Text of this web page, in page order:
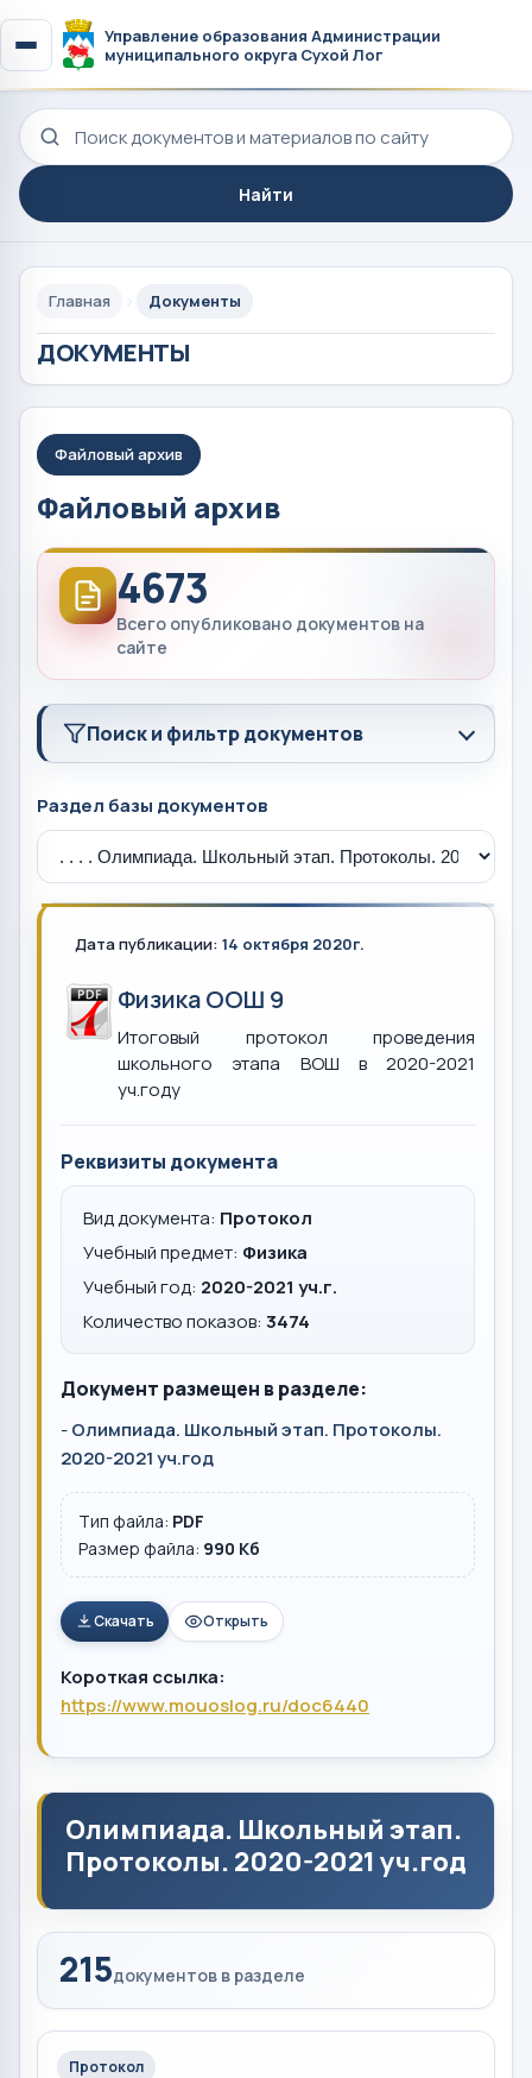
Управление образования Администрации
муниципального округа Сухой Лог
Поиск по сайту
Найти
Главная Документы
ДОКУМЕНТЫ
Файловый архив
Файловый архив
4673
Всего опубликовано документов на
сайте
Поиск и фильтр документов
Раздел базы документов
Дата публикации: 14 октября 2020г.
Физика ООШ 9
Итоговый протокол проведения
школьного этапа ВОШ в 2020-2021
уч.году
Реквизиты документа
Вид документа: Протокол
Учебный предмет: Физика
Учебный год: 2020-2021 уч.г.
Количество показов: 3474
Документ размещен в разделе:
-Олимпиада. Школьный этап. Протоколы.
2020-2021 уч.год
Тип файла: PDF
Размер файла: 990 Кб
Скачать Открыть
Короткая ссылка:
https://www.mouoslog.ru/doc6440
Олимпиада. Школьный этап.
Протоколы. 2020-2021 уч.год
215документов в разделе
Протокол